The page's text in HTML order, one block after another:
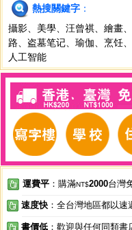
熱搜關鍵字 ：
攝影
美學 汪曾祺 繪畫
路
盗墓笔记 瑜伽 烹饪
人工智能
運費平 ：購滿NT$2000台灣
速度快 ：全台灣地區都以速
書價低 ：歡迎與任何同類書